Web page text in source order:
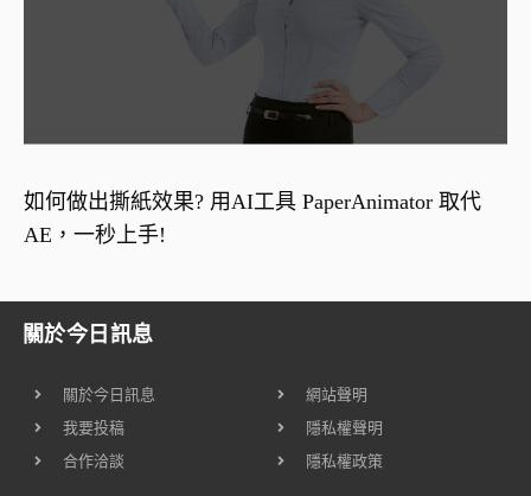
如何做出撕紙效果? 用AI工具 PaperAnimator 取代
AE，一秒上手!
關於今日訊息
關於今日訊息
我要投稿
合作洽談
網站聲明
隱私權聲明
隱私權政策